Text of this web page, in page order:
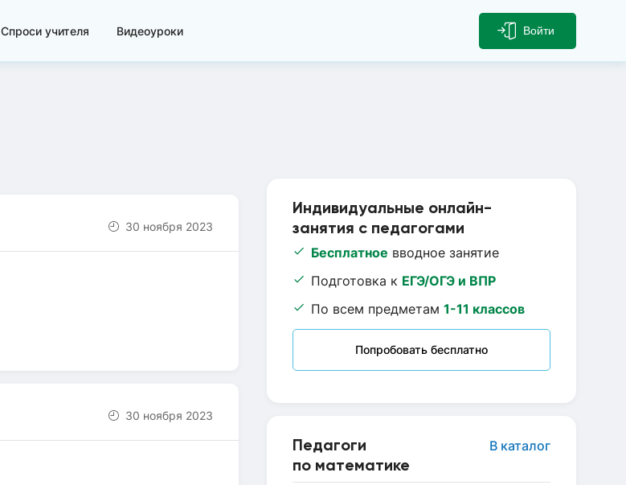
Спроси учителя Видеоуроки Войти
Индивидуальные онлайн-
занятия с педагогами
Бесплатное вводное занятие
Подготовка к ЕГЭ/ОГЭ и ВПР
По всем предметам 1-11 классов
Попробовать бесплатно
Педагоги
по математике
В каталог
30 ноября 2023
30 ноября 2023